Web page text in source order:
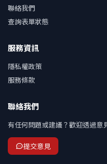
聯絡我們
查詢表單狀態
服務資訊
隱私權政策
服務條款
聯絡我們
有任何問題或建議？歡迎透過意
提交意見